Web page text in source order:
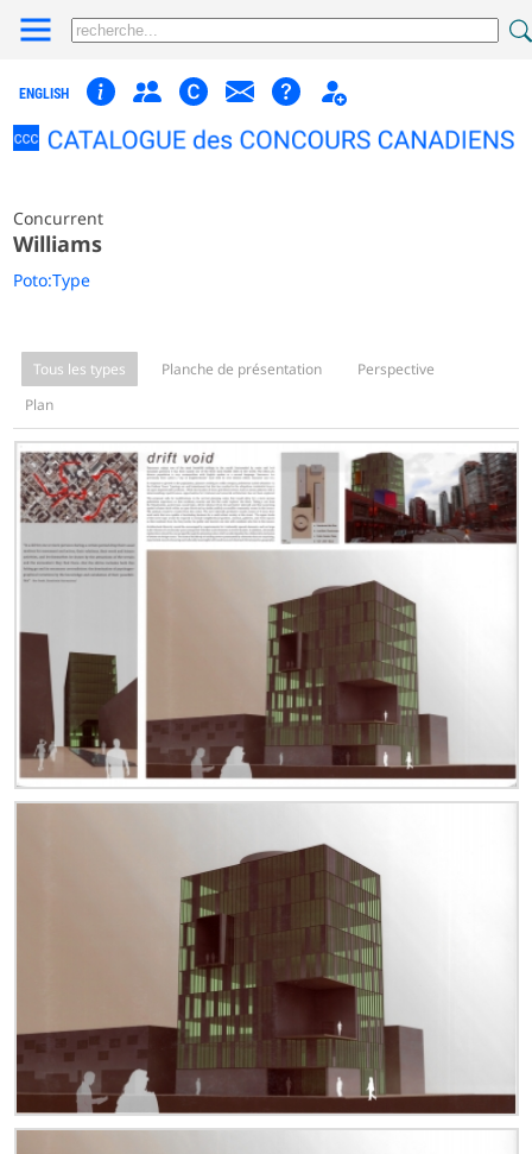
ENGLISH
Concurrent
Williams
Poto:Type
Tous les types Planche de présentation
Perspective
Plan